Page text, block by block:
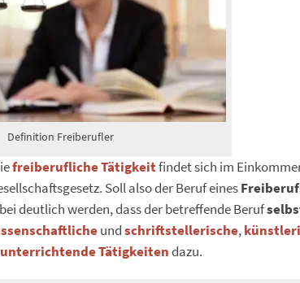
Definition Freiberufler
freiberufliche Tätigkeitfindet sich im
Soll also der Beruf eines
deutlich werden, dass der betreffende Beruf
undschriftstellerische,
unterrichtende Tätigkeitendazu.